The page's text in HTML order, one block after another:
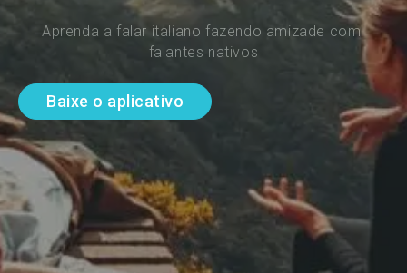
Aprenda a falar italiano fazendo amizade com
falantes nativos
Baixe o aplicativo